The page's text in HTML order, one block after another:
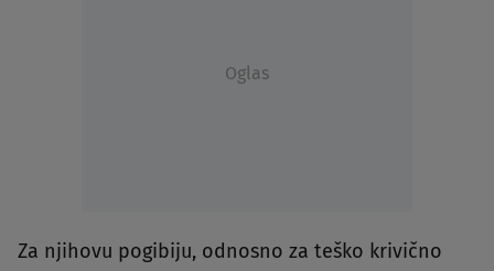
Oglas
Za njihovu pogibiju, odnosno za teško krivično